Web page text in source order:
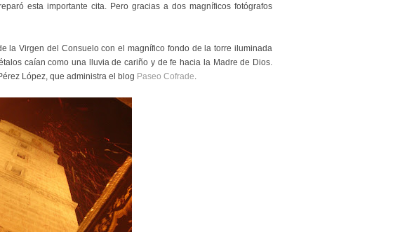
esta importante cita. Pero gracias a dos magníficos fotógrafos
la Virgen del Consuelo con el magnífico fondo de la torre iluminada
caían como una lluvia de cariño y de fe hacia la Madre de Dios.
López, que administra el blog Paseo Cofrade.